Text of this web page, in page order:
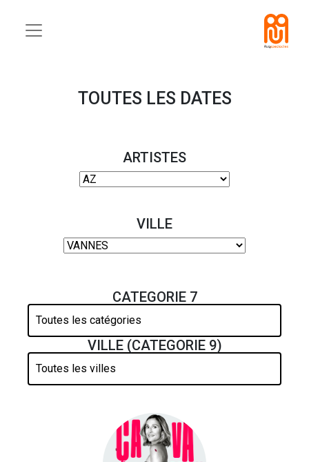
TOUTES LES DATES
ARTISTES
VILLE
CATEGORIE 7
VILLE (CATEGORIE 9)